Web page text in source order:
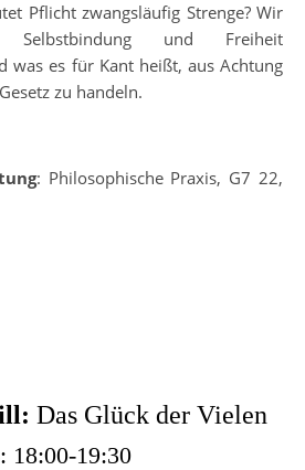
Pflicht zwangsläufig Strenge? Wir
Selbstbindung und Freiheit
was es für Kant heißt, aus Achtung
zu handeln.
: Philosophische Praxis, G7 22,
Das Glück der Vielen
18:00-19:30